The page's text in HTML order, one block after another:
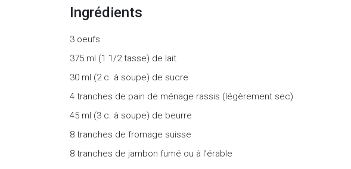
Ingrédients
3 oeufs
375 ml (1 1/2 tasse) de lait
30 ml (2 c. à soupe) de sucre
4 tranches de pain de ménage rassis (légèrement sec)
45 ml (3 c. à soupe) de beurre
8 tranches de fromage suisse
8 tranches de jambon fumé ou à l’érable